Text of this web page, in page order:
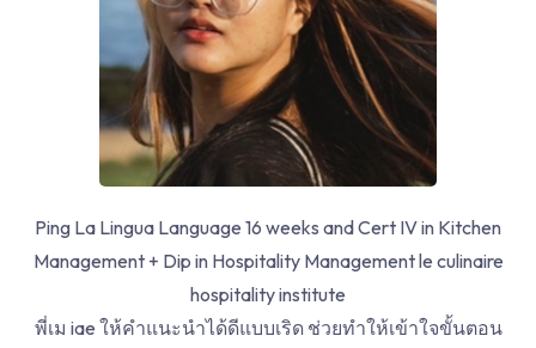
Ping La Lingua Language 16 weeks and Cert IV in Kitchen
Management + Dip in Hospitality Management le culinaire
hospitality institute
พี่เม iae ให้คำแนะนำได้ดีแบบเริด ช่วยทำให้เข้าใจขั้นตอน